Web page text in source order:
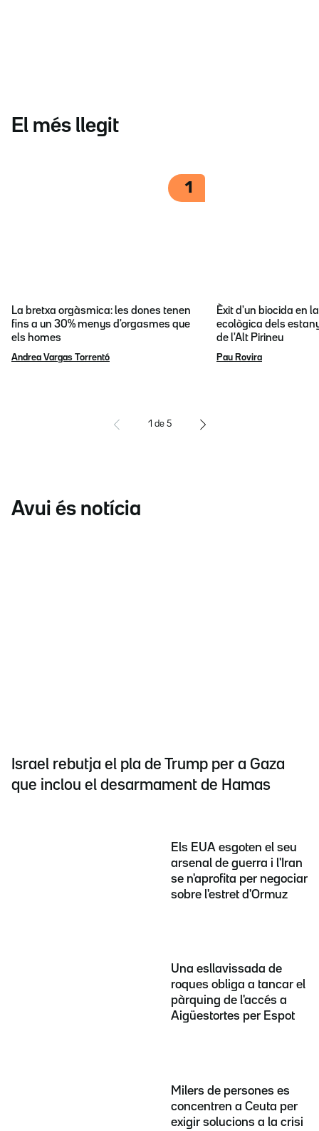
El més llegit
1
La bretxa orgàsmica: les dones tenen
fins a un 30% menys d'orgasmes que
els homes
Andrea Vargas Torrentó
Èxit d'un biocida en
ecològica dels
de l'Alt Pirineu
Pau Rovira
1 de 5
Avui és notícia
Israel rebutja el pla de Trump per a Gaza
que inclou el desarmament de Hamas
Els EUA esgoten el seu
arsenal de guerra i l'Iran
se n'aprofita per negociar
sobre l'estret d'Ormuz
Una esllavissada de
roques obliga a tancar el
pàrquing de l'accés a
Aigüestortes per Espot
Milers de persones es
concentren a Ceuta per
exigir solucions a la crisi